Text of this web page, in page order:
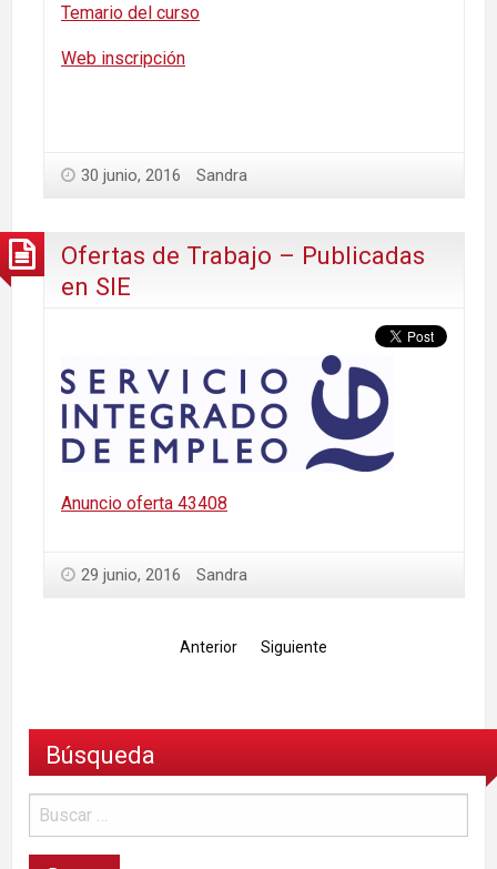
Temario del curso
Web inscripción
30 junio, 2016 Sandra
Ofertas de Trabajo – Publicadas
en SIE
Anuncio oferta 43408
29 junio, 2016 Sandra
Anterior Siguiente
Búsqueda